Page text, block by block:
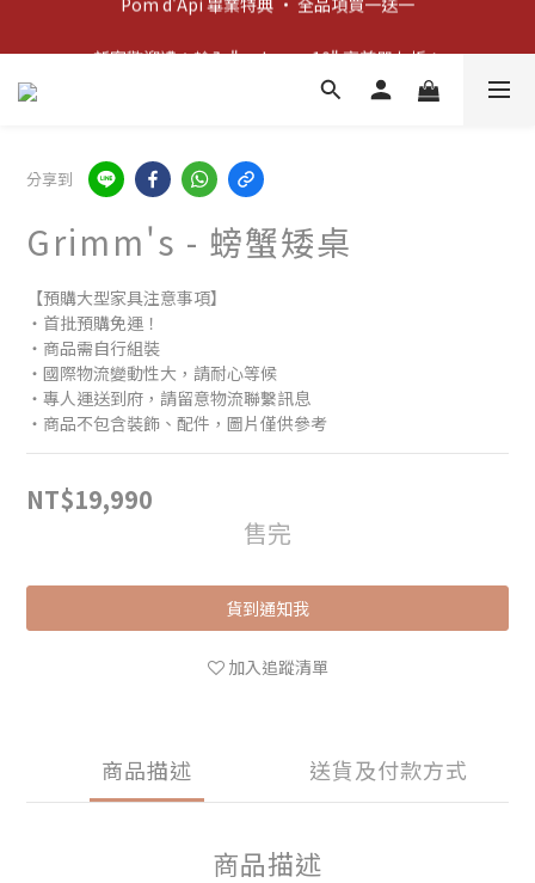
新客歡迎禮：輸入 "welcome10" 享首單九折！
分享到
Grimm's - 螃蟹矮桌
【預購大型家具注意事項】
‧首批預購免運！
‧商品需自行組裝
‧國際物流變動性大，請耐心等候
‧專人運送到府，請留意物流聯繫訊息
‧商品不包含裝飾、配件，圖片僅供參考
NT$19,990
售完
貨到通知我
加入追蹤清單
商品描述 送貨及付款方式
商品描述